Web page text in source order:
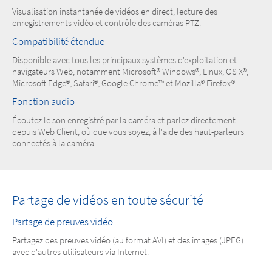
Visualisation instantanée de vidéos en direct, lecture des
enregistrements vidéo et contrôle des caméras PTZ.
Compatibilité étendue
Disponible avec tous les principaux systèmes d'exploitation et
navigateurs Web, notamment Microsoft® Windows®, Linux, OS X®,
Microsoft Edge®, Safari®, Google Chrome™ et Mozilla® Firefox®.
Fonction audio
Écoutez le son enregistré par la caméra et parlez directement
depuis Web Client, où que vous soyez, à l'aide des haut-parleurs
connectés à la caméra.
Partage de vidéos en toute sécurité
Partage de preuves vidéo
Partagez des preuves vidéo (au format AVI) et des images (JPEG)
avec d'autres utilisateurs via Internet.